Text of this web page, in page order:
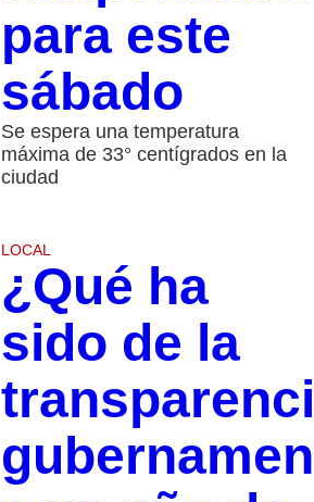
para este
sábado
Se espera una temperatura
máxima de 33° centígrados en la
ciudad
LOCAL
¿Qué ha
sido de la